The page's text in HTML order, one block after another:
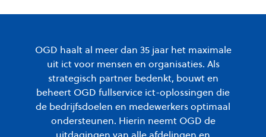
OGD haalt al meer dan 35 jaar het maximale
uit ict voor mensen en organisaties. Als
strategisch partner bedenkt, bouwt en
beheert OGD fullservice ict-oplossingen die
de bedrijfsdoelen en medewerkers optimaal
ondersteunen. Hierin neemt OGD de